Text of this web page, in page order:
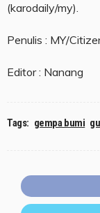
(karodaily/my).
Penulis : MY/
Editor : Nanang
Tags: gempa bumi